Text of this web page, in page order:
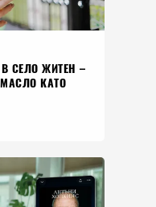
СЕЛО ЖИТЕН –
КАТО